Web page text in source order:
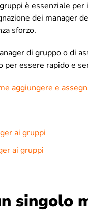
è essenziale
dei manager
sforzo.
di gruppo o di
essere rapido e
aggiungere e
ai gruppi
ai gruppi
singolo